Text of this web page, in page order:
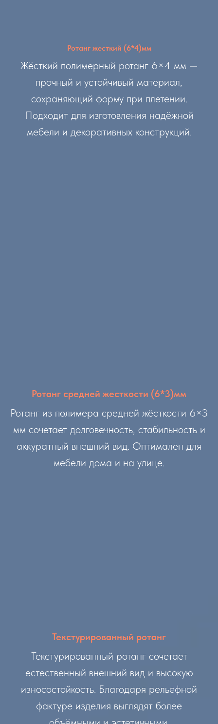
Ротанг жесткий (6*4)мм
Жёсткий полимерный ротанг 6×4 мм —
прочный и устойчивый материал,
сохраняющий форму при плетении.
Подходит для изготовления надёжной
мебели и декоративных конструкций.
Ротанг средней жесткости (6*3)мм
Ротанг из полимера средней жёсткости 6×3
мм сочетает долговечность, стабильность и
аккуратный внешний вид. Оптимален для
мебели дома и на улице.
Текстурированный ротанг
Текстурированный ротанг сочетает
естественный внешний вид и высокую
износостойкость. Благодаря рельефной
фактуре изделия выглядят более